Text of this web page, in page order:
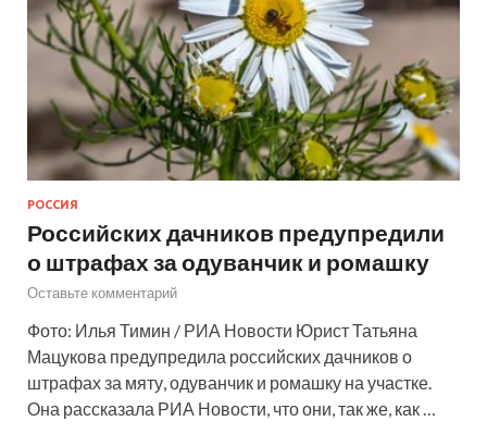
РОССИЯ
Российских дачников предупредили
о штрафах за одуванчик и ромашку
Оставьте комментарий
Фото: Илья Тимин / РИА Новости Юрист Татьяна
Мацукова предупредила российских дачников о
штрафах за мяту, одуванчик и ромашку на участке.
Она рассказала РИА Новости, что они, так же, как …